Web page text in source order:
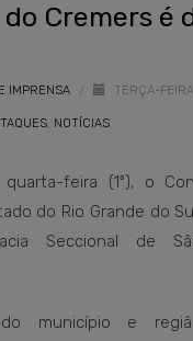
Cremers é
IMPRENSA / TERÇA-
, NOTÍCIAS
feira (1º), o
do Rio Grande do
Seccional de
município e